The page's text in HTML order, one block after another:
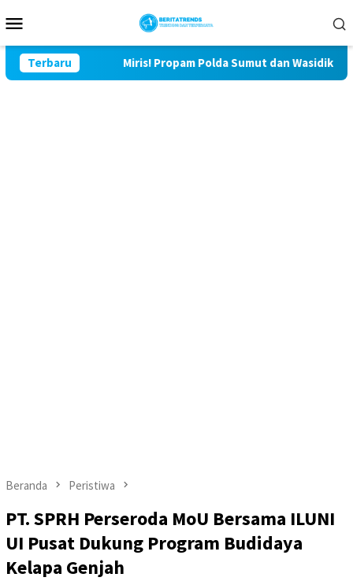
ke
Mobile
Terbaru Miris! Propam Polda Sumut dan Wasidik
Beranda Peristiwa
PT. SPRH Perseroda MoU Bersama ILUNI
UI Pusat Dukung Program Budidaya
Kelapa Genjah